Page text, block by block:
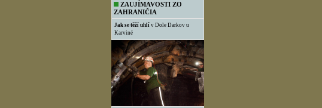
ZAUJÍMAVOSTI ZO
ZAHRANIČIA
Jak se těží uhlív Dole Darkov u
Karviné